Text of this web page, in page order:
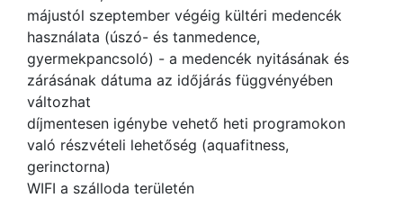
májustól szeptember végéig kültéri medencék
használata (úszó- és tanmedence,
gyermekpancsoló) - a medencék nyitásának és
zárásának dátuma az időjárás függvényében
változhat
díjmentesen igénybe vehető heti programokon
való részvételi lehetőség (aquafitness,
gerinctorna)
WIFI a szálloda területén